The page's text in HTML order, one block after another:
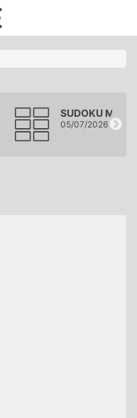
SUDOKU MINI
05/07/2026